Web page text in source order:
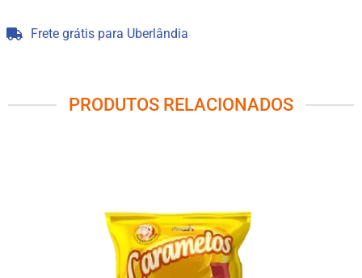
Frete grátis para Uberlândia
PRODUTOS RELACIONADOS